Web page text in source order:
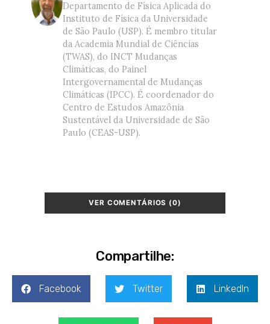
Departamento de Física Aplicada do
Instituto de Física da Universidade
de São Paulo (USP). É membro titular
da Academia Mundial de Ciências
(TWAS), do INCT Mudanças
Climáticas, do Painel
Intergovernamental de Mudanças
Climáticas (IPCC). É coordenador do
Centro de Estudos Amazônia
Sustentável da Universidade de São
Paulo (CEAS-USP).
VER COMENTÁRIOS (0)
Compartilhe:
Facebook Twitter LinkedIn